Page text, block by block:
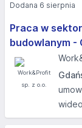
Praca w
budowlanym -
wideo
Dodana 6 sierpnia